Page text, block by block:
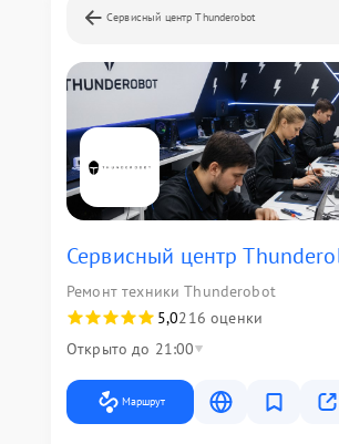
Сервисный центр Thunderobot
Сервисный центр
Ремонт техники Thunderobot
5,0216 оценки
Открыто до 21:00
Маршрут